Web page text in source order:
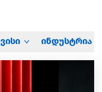
ინდუსტრია